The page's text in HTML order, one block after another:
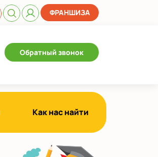
ФРАНШИЗА
Обратный звонок
Как нас найти